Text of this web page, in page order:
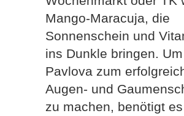
Mango-Maracuja, die
Sonnenschein und
ins Dunkle bringen.
Pavlova zum
Augen- und
zu machen, benötigt es